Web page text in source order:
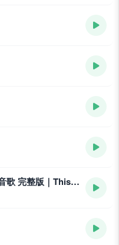
这首歌写给自己 ｜R&B 抖音歌 完整版｜This Song Is Written for Myself